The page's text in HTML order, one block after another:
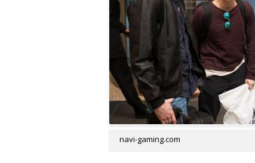
navi-gaming.com